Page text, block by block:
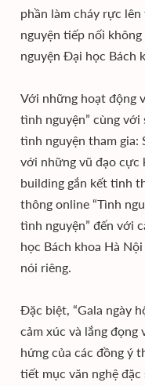
phần làm cháy rực
nguyện tiếp nối
nguyện Đại học Bách
Với những hoạt động
tình nguyện” cùng
tình nguyện tham gia:
với những vũ đạo cực
building gắn kết tinh
thông online “Tình
tình nguyện” đến với
học Bách khoa Hà
nói riêng.
Đặc biệt, “Gala ngày
cảm xúc và lắng đọng
hứng của các đồng ý
tiết mục văn nghệ